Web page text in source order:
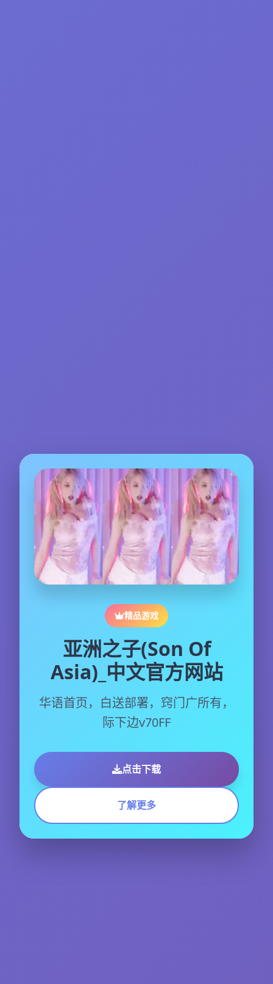
精品游戏
亚洲之子(Son Of
Asia)_中文官方网站
华语首页，白送部署，窍门广所有，
际下边v70FF
点击下载
了解更多